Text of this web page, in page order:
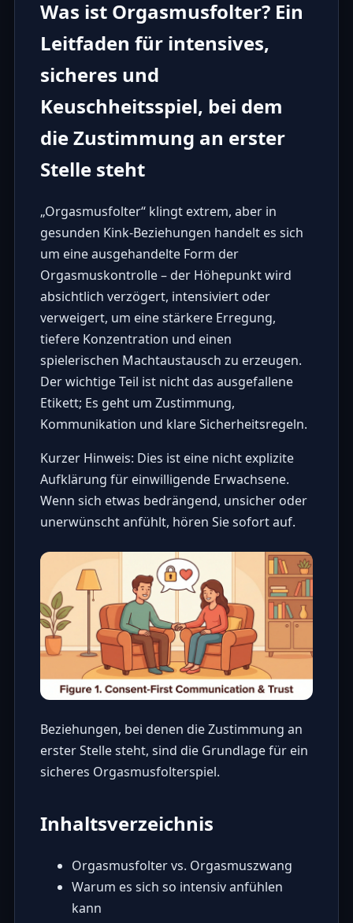
Was ist Orgasmusfolter? Ein
Leitfaden für intensives,
sicheres und
Keuschheitsspiel, bei dem
die Zustimmung an erster
Stelle steht
„Orgasmusfolter“ klingt extrem, aber in
gesunden Kink-Beziehungen handelt es sich
um eine ausgehandelte Form der
Orgasmuskontrolle – der Höhepunkt wird
absichtlich verzögert, intensiviert oder
verweigert, um eine stärkere Erregung,
tiefere Konzentration und einen
spielerischen Machtaustausch zu erzeugen.
Der wichtige Teil ist nicht das ausgefallene
Etikett; Es geht um Zustimmung,
Kommunikation und klare Sicherheitsregeln.
Kurzer Hinweis: Dies ist eine nicht explizite
Aufklärung für einwilligende Erwachsene.
Wenn sich etwas bedrängend, unsicher oder
unerwünscht anfühlt, hören Sie sofort auf.
Beziehungen, bei denen die Zustimmung an
erster Stelle steht, sind die Grundlage für ein
sicheres Orgasmusfolterspiel.
Inhaltsverzeichnis
Orgasmusfolter vs. Orgasmuszwang
Warum es sich so intensiv anfühlen
kann